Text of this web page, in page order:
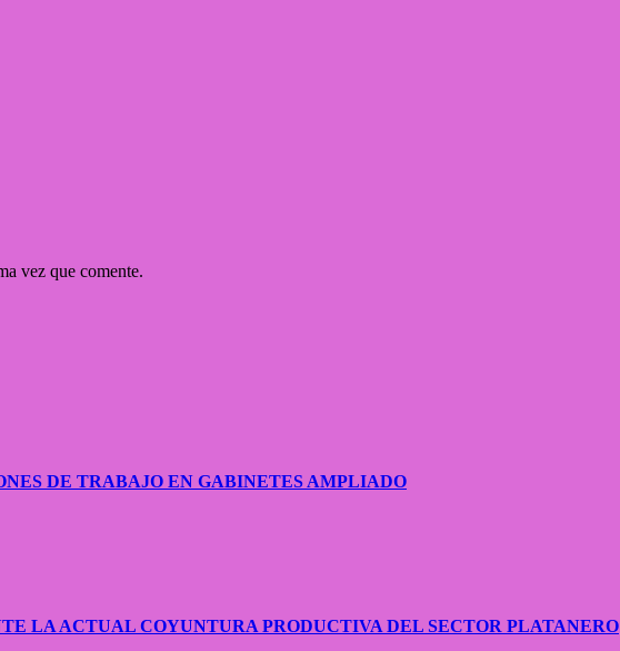
vez que comente.
DE TRABAJO EN GABINETES AMPLIADO
LA ACTUAL COYUNTURA PRODUCTIVA DEL SECTOR PLATANERO